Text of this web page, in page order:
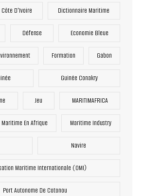
Côte D'Ivoire Dictionnaire Maritime
Défense Economie Bleue
Formation Gabon
Guinée Conakry
Jeu MARITIMAFRICA
Maritime En Afrique Maritime Industry
Navire
Maritime Internationale (OMI)
Port Autonome De Cotonou